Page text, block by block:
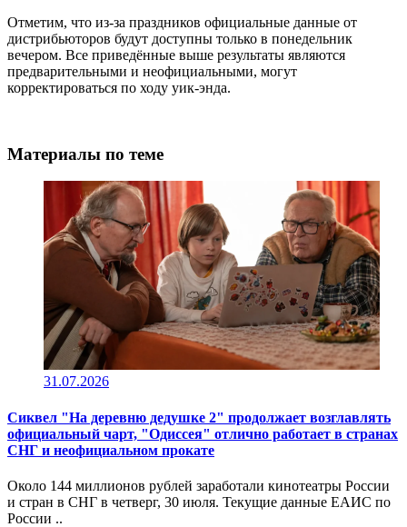
Отметим, что из-за праздников официальные данные от
дистрибьюторов будут доступны только в понедельник
вечером. Все приведённые выше результаты являются
предварительными и неофициальными, могут
корректироваться по ходу уик-энда.
Материалы по теме
31.07.2026
Сиквел "На деревню дедушке 2" продолжает возглавлять
официальный чарт, "Одиссея" отлично работает в странах
СНГ и неофициальном прокате
Около 144 миллионов рублей заработали кинотеатры России
и стран в СНГ в четверг, 30 июля. Текущие данные ЕАИС по
России ..